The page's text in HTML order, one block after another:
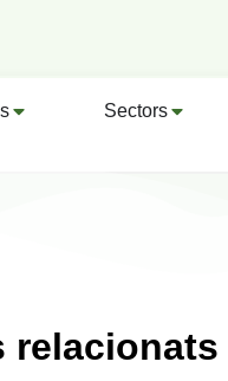
Sectors
relacionats